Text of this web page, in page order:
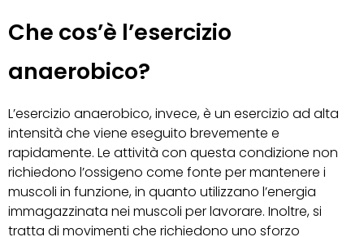
Che cos’è l’esercizio
anaerobico?
L’esercizio anaerobico, invece, è un esercizio ad alta
intensità che viene eseguito brevemente e
rapidamente. Le attività con questa condizione non
richiedono l’ossigeno come fonte per mantenere i
muscoli in funzione, in quanto utilizzano l’energia
immagazzinata nei muscoli per lavorare. Inoltre, si
tratta di movimenti che richiedono uno sforzo